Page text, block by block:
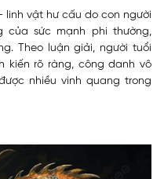
linh vật hư cấu do con người
sức mạnh phi thường,
Theo luận giải, người tuổi
kiến rõ ràng, công danh vô
nhiều vinh quang trong